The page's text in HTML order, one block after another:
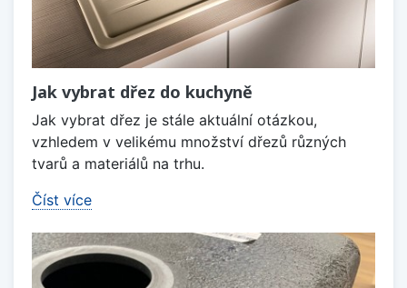
Jak vybrat dřez do kuchyně
Jak vybrat dřez je stále aktuální otázkou,
vzhledem v velikému množství dřezů různých
tvarů a materiálů na trhu.
Číst více